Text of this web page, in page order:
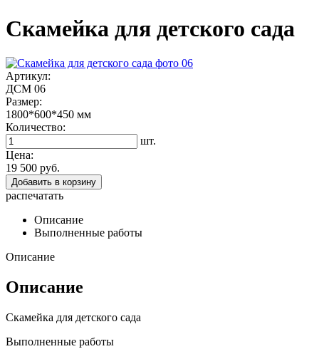
Скамейка для детского сада
Артикул:
ДСМ 06
Размер:
1800*600*450 мм
Количество:
шт.
Цена:
19 500 руб.
Добавить в корзину
распечатать
Описание
Выполненные работы
Описание
Описание
Скамейка для детского сада
Выполненные работы